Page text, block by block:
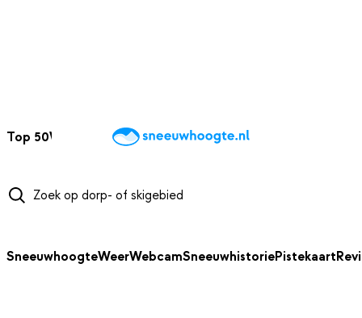
Top 50Webcams WintersportweerKaarten
SneeuwhoogteWeerWebcamSneeuwhistoriePistekaart